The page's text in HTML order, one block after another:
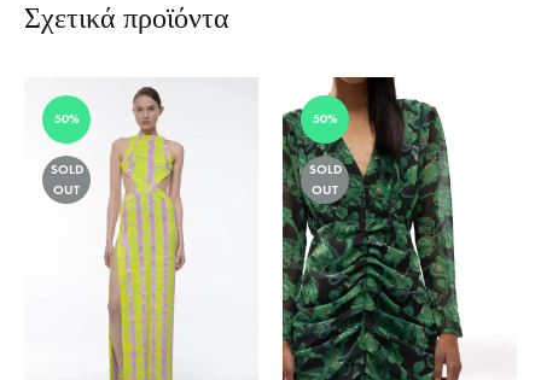
Σχετικά προϊόντα
50%
SOLD
OUT
50%
SOLD
OUT